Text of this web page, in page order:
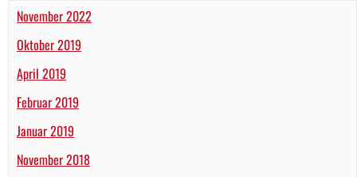
November 2022
Oktober 2019
April 2019
Februar 2019
Januar 2019
November 2018